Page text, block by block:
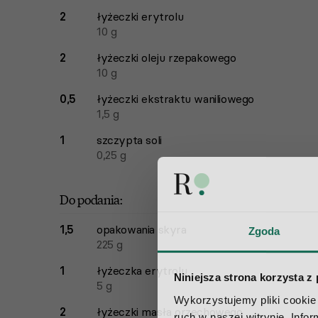
Zgoda
Niniejsza strona korzysta z
Wykorzystujemy pliki
2
łyżeczki erytrolu
10 g
2
łyżeczki oleju rzepakowego
10 g
0,5
łyżeczki ekstraktu waniliowego
1,5 g
1
szczypta soli
0,25 g
Do podania:
1,5 opakowania
225 g
1
łyżeczka erytrolu
5 g
2
łyżeczki masła orzechowego